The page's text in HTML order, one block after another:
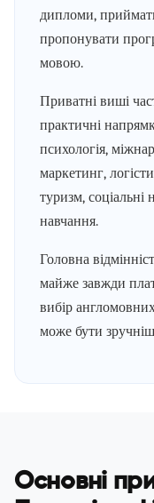
дипломи,
пропонувати
мовою.
Приватні виші
практичні
психологія,
маркетинг,
туризм, соціальні
навчання.
Головна
майже завжди
вибір
може бути
Основні